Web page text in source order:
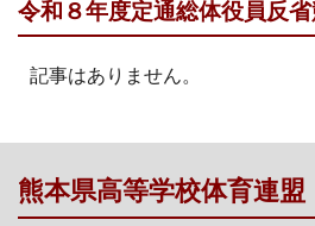
令和８年度定通総体役員反省
記事はありません。
熊本県高等学校体育連盟